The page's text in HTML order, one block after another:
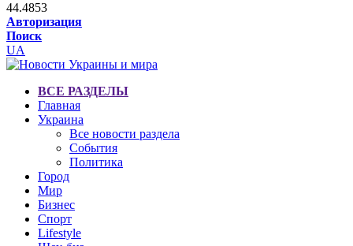
44.4853
Авторизация
Поиск
UA
ВСЕ РАЗДЕЛЫ
Главная
Украина
Все новости раздела
События
Политика
Город
Мир
Бизнес
Спорт
Lifestyle